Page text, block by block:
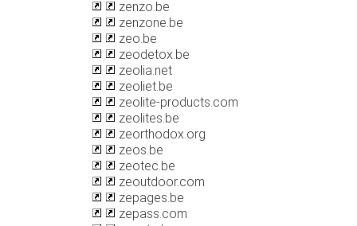
zenzo.be
zenzone.be
zeo.be
zeodetox.be
zeolia.net
zeoliet.be
zeolite-products.com
zeolites.be
zeorthodox.org
zeos.be
zeotec.be
zeoutdoor.com
zepages.be
zepass.com